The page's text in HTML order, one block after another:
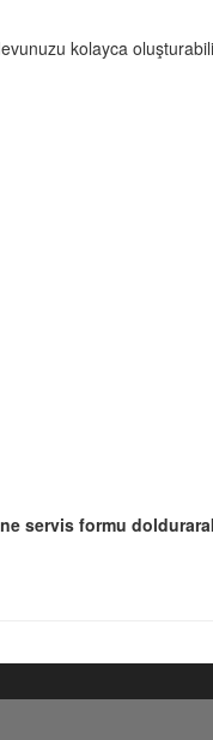
kolayca
servis formu